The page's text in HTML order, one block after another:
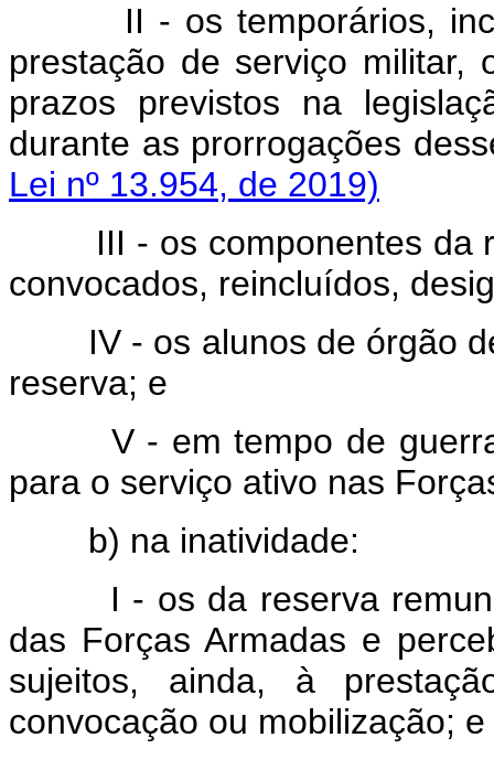
II - os temporários,
prestação de serviço militar,
prazos previstos na
durante as prorrogações
Lei nº 13.954, de 2019)
III - os componentes da
convocados, reincluídos,
IV - os alunos de órgão
reserva; e
V - em tempo de
para o serviço ativo nas
b) na inatividade:
I - os da reserva
das Forças Armadas e
sujeitos, ainda, à
convocação ou mobilização; e